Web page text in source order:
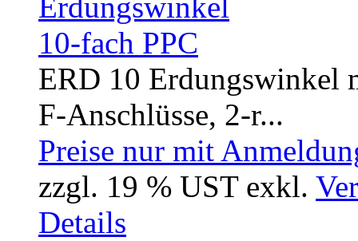
ERD 10 Erdungswinkel
F-Anschlüsse, 2-r...
Preise nur mit
zzgl. 19 % UST exkl.
Details